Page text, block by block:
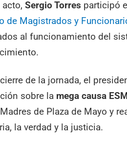
acto,Sergio Torres participó
de Magistrados y
al funcionamiento del
de la jornada, el
sobre la mega causa
de Plaza de Mayo y
la verdad y la justicia.